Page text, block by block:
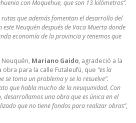
con Moquehue, que son 13 kilómetros”.
rutas que además fomentan el desarrollo del
Neuquén después de Vaca Muerta donde
economía de la provincia y tenemos que
Mariano Gaido, agradeció a la
para la calle Futaleufú, que “es la
se toma un problema y se lo resuelve”.
que habla mucho de la neuquinidad. Con
desarrollamos una obra que es única en el
que no tiene fondos para realizar obras”,